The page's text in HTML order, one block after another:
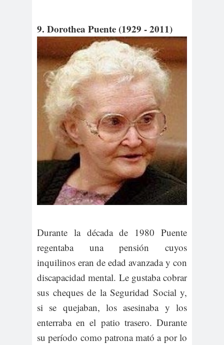
9. Dorothea Puente (1929 - 2011)
Durante la década de 1980 Puente
regentaba una pensión cuyos
inquilinos eran de edad avanzada y con
discapacidad mental. Le gustaba cobrar
sus cheques de la Seguridad Social y,
si se quejaban, los asesinaba y los
enterraba en el patio trasero. Durante
su período como patrona mató a por lo